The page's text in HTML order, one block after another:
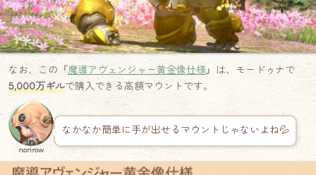
なお、この『魔導アヴェンジャー黄金像仕様』は、モードゥナで
5,000万ギルで購入できる高額マウントです。
norirow
なかなか簡単に手が出せるマウントじゃないよね💦